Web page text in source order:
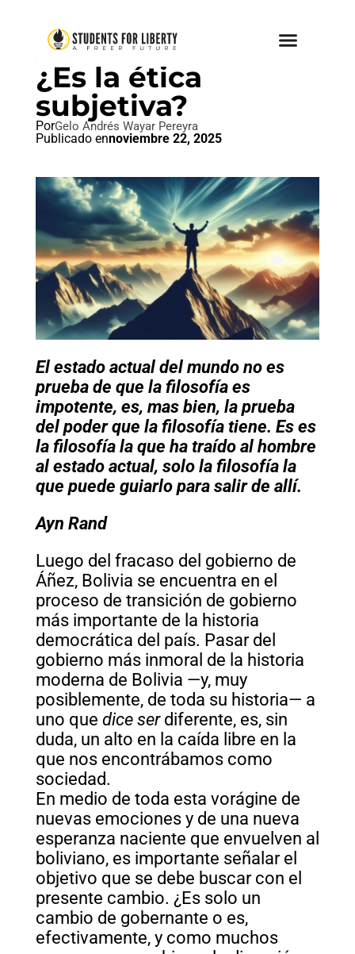
IDEAL LIBERTAD
¿Es la ética
subjetiva?
PorGelo Andrés Wayar Pereyra
Publicado ennoviembre 22, 2025
El estado actual del mundo no es
prueba de que la filosofía es
impotente, es, mas bien, la prueba
del poder que la filosofía tiene. Es es
la filosofía la que ha traído al hombre
al estado actual, solo la filosofía la
que puede guiarlo para salir de allí.
Ayn Rand
Luego del fracaso del gobierno de
Áñez, Bolivia se encuentra en el
proceso de transición de gobierno
más importante de la historia
democrática del país. Pasar del
gobierno más inmoral de la historia
moderna de Bolivia —y, muy
posiblemente, de toda su historia— a
uno que dice serdiferente, es, sin
duda, un alto en la caída libre en la
que nos encontrábamos como
sociedad.
En medio de toda esta vorágine de
nuevas emociones y de una nueva
esperanza naciente que envuelven al
boliviano, es importante señalar el
objetivo que se debe buscar con el
presente cambio. ¿Es solo un
cambio de gobernante o es,
efectivamente, y como muchos